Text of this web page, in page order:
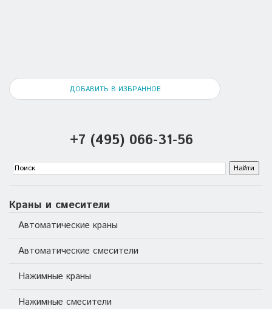
ДОБАВИТЬ В ИЗБРАННОЕ
+7 (495) 066-31-56
Краны и смесители
Автоматические краны
Автоматические смесители
Нажимные краны
Нажимные смесители